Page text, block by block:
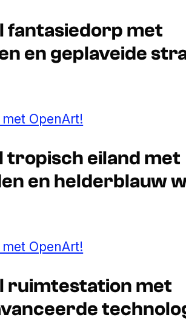
fantasiedorp met
en geplaveide
OpenArt!
tropisch eiland met
en helderblauw
OpenArt!
ruimtestation met